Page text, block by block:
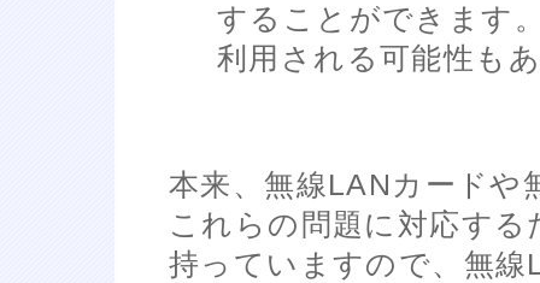
することができます
利用される可能性も
本来、無線LANカードや
これらの問題に対応す
持っていますので、無